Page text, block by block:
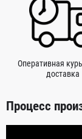
Оперативная
доставка
Процесс